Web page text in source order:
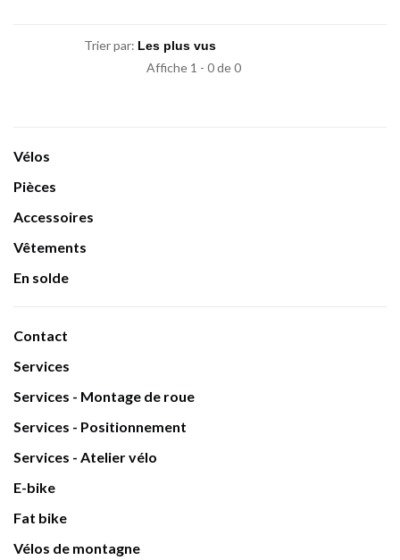
Trier par:
Affiche 1 - 0 de 0
Vélos
Pièces
Accessoires
Vêtements
En solde
Contact
Services
Services - Montage de roue
Services - Positionnement
Services - Atelier vélo
E-bike
Fat bike
Vélos de montagne